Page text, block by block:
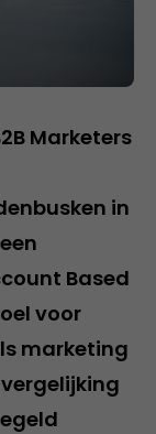
Marketers
in
Based
voor
marketing